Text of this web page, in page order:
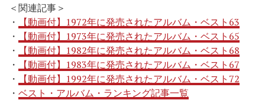
＜関連記事＞
・
【動画付】1972年に発売されたアルバム・ベスト63
・
【動画付】1973年に発売されたアルバム・ベスト65
・
【動画付】1982年に発売されたアルバム・ベスト68
・
【動画付】1983年に発売されたアルバム・ベスト67
・
【動画付】1992年に発売されたアルバム・ベスト72
・ ベスト・アルバム・ランキング記事一覧